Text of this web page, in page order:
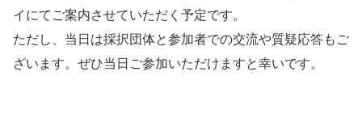
イにてご案内させていただく予定です。
ただし、当日は採択団体と参加者での交流や質疑応答もご
ざいます。ぜひ当日ご参加いただけますと幸いです。